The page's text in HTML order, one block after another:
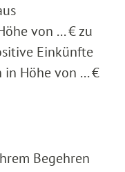
von ... € zu
Einkünfte
Höhe von ... €
Begehren